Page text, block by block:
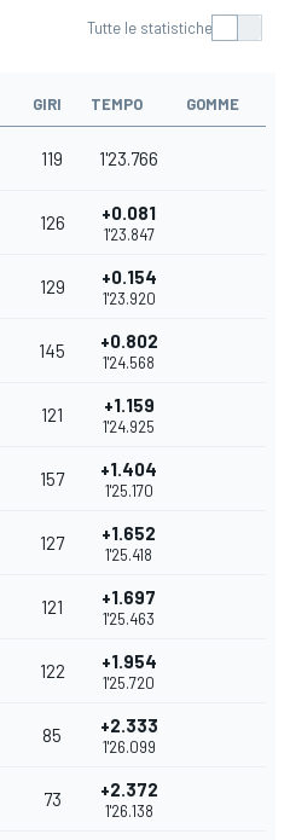
Tutte le statistiche
GIRI TEMPO GOMME
119 1'23.766
126 +0.081
1'23.847
129 +0.154
1'23.920
145 +0.802
1'24.568
121 +1.159
1'24.925
157 +1.404
1'25.170
127 +1.652
1'25.418
121 +1.697
1'25.463
122 +1.954
1'25.720
85 +2.333
1'26.099
73 +2.372
1'26.138